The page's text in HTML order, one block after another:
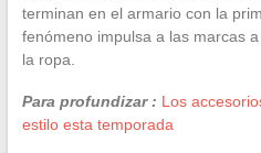
terminan en el armario con la
fenómeno impulsa a las marcas
la ropa.
Para profundizar : Los
estilo esta temporada